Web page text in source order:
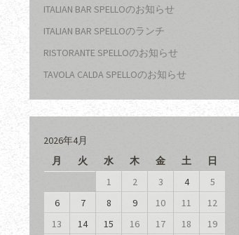
ITALIAN BAR SPELLOのお知らせ
ITALIAN BAR SPELLOのランチ
RISTORANTE SPELLOのお知らせ
TAVOLA CALDA SPELLOのお知らせ
2026年4月
月
火 水 木 金 土 日
1 2 3 4
5
6
7 8 9 10 11
12
13
14 15 16 17 18
19